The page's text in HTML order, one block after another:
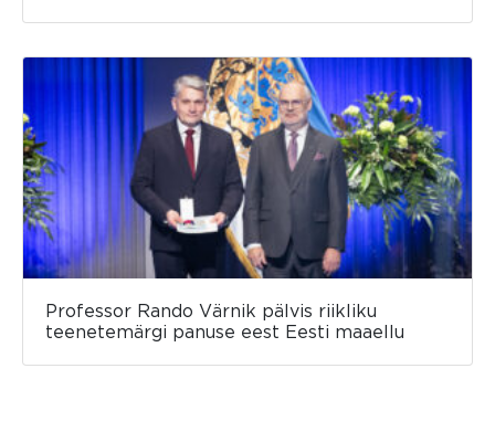
Professor Rando Värnik pälvis riikliku
teenetemärgi panuse eest Eesti maaellu